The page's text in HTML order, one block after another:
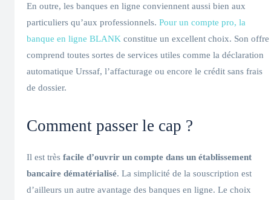
En outre, les banques en ligne conviennent aussi bien aux
particuliers qu’aux professionnels. Pour un compte pro, la
banque en ligne BLANK constitue un excellent choix. Son offre
comprend toutes sortes de services utiles comme la déclaration
automatique Urssaf, l’affacturage ou encore le crédit sans frais
de dossier.
Comment passer le cap ?
Il est très facile d’ouvrir un compte dans un établissement
bancaire dématérialisé. La simplicité de la souscription est
d’ailleurs un autre avantage des banques en ligne. Le choix